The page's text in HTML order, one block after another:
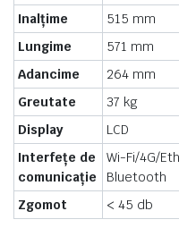
Inalțime
515 mm
Lungime
571 mm
Adancime
264 mm
Greutate
37 kg
Display
LCD
Interfețe de
comunicație
Wi-Fi/4G/
Bluetooth
Zgomot
< 45 db